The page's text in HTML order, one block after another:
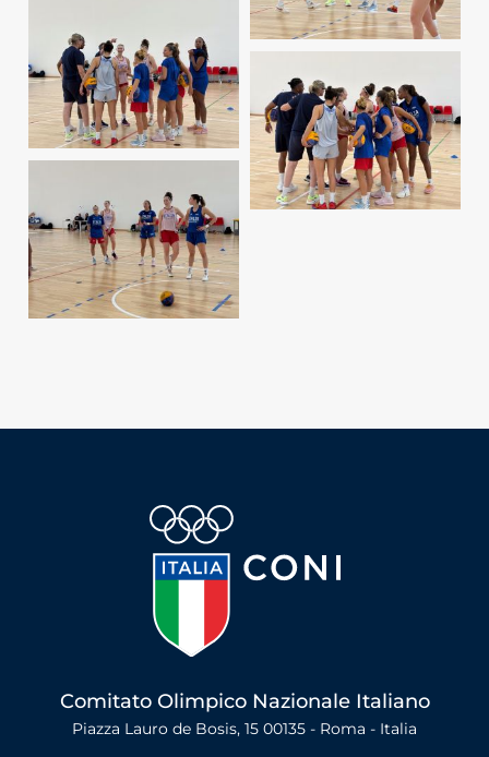
Comitato Olimpico Nazionale Italiano
Piazza Lauro de Bosis, 15 00135 - Roma - Italia